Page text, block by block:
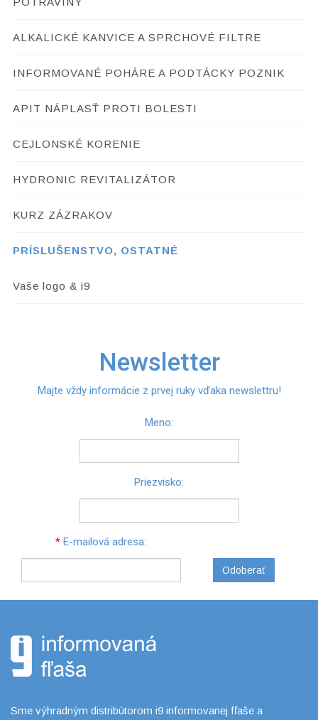
ALKALICKÉ KANVICE A SPRCHOVÉ FILTRE
INFORMOVANÉ POHÁRE A PODTÁCKY POZNIK
APIT NÁPLASŤ PROTI BOLESTI
CEJLONSKÉ KORENIE
HYDRONIC REVITALIZÁTOR
KURZ ZÁZRAKOV
PRÍSLUŠENSTVO, OSTATNÉ
Vaše logo & i9
Newsletter
Majte vždy informácie z prvej ruky vďaka newslettru!
Meno:
Priezvisko:
* E-mailová adresa:
Odoberať
Sme výhradným distribútorom i9 informovanej fľaše a